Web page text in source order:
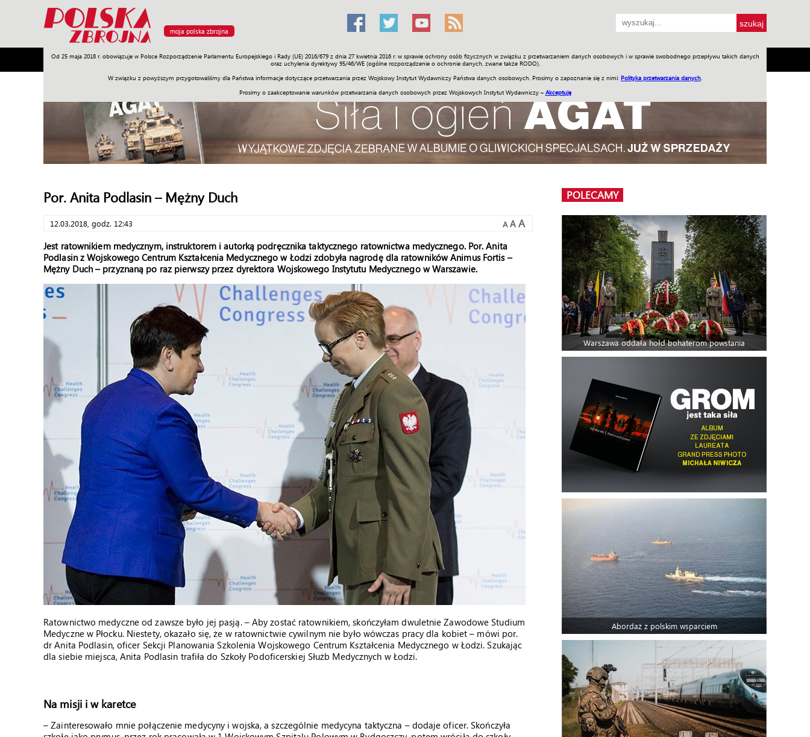
moja polska zbrojna
Od 25 maja 2018 r. obowiązuje w Polsce Rozporządzenie Parlamentu Europejskiego i Rady (UE) 2016/679 z dnia 27 kwietnia 2016 r. w sprawie ochrony osób fizycznych w związku z przetwarzaniem danych osobowych i w sprawie swobodnego przepływu takich danych
oraz uchylenia dyrektywy 95/46/WE (ogólne rozporządzenie o ochronie danych, zwane także RODO).
W związku z powyższym przygotowaliśmy dla Państwa informacje dotyczące przetwarzania przez Wojskowy Instytut Wydawniczy Państwa danych osobowych. Prosimy o zapoznanie się z nimi: Polityka przetwarzania danych
Prosimy o zaakceptowanie warunków przetwarzania danych osobowych przez Wojskowych Instytut Wydawniczy – Akceptuję
Armia Poligon Sprzęt Misje Polityka Prawo Świat Społeczność Sport Historia Galerie Wideo ENGLISH SKLEP Jednodniówki Praca w WIW
Por. Anita Podlasin – Mężny Duch
12.03.2018, godz. 12:43 A A A
Jest ratownikiem medycznym, instruktorem i autorką podręcznika taktycznego ratownictwa medycznego. Por. Anita
Podlasin z Wojskowego Centrum Kształcenia Medycznego w Łodzi zdobyła nagrodę dla ratowników Animus Fortis –
Mężny Duch – przyznaną po raz pierwszy przez dyrektora Wojskowego Instytutu Medycznego w Warszawie.
Ratownictwo medyczne od zawsze było jej pasją. – Aby zostać ratownikiem, skończyłam dwuletnie Zawodowe Studium
Medyczne w Płocku. Niestety, okazało się, że w ratownictwie cywilnym nie było wówczas pracy dla kobiet – mówi por.
dr Anita Podlasin, oficer Sekcji Planowania Szkolenia Wojskowego Centrum Kształcenia Medycznego w Łodzi. Szukając
dla siebie miejsca, Anita Podlasin trafiła do Szkoły Podoficerskiej Służb Medycznych w Łodzi.
Na misji i w karetce
– Zainteresowało mnie połączenie medycyny i wojska, a szczególnie medycyna taktyczna – dodaje oficer. Skończyła
POLECAMY
Warszawa oddała hołd bohaterom powstania
Abordaż z polskim wsparciem